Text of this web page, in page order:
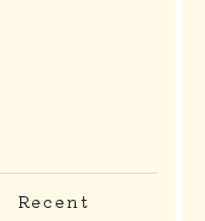
Recent